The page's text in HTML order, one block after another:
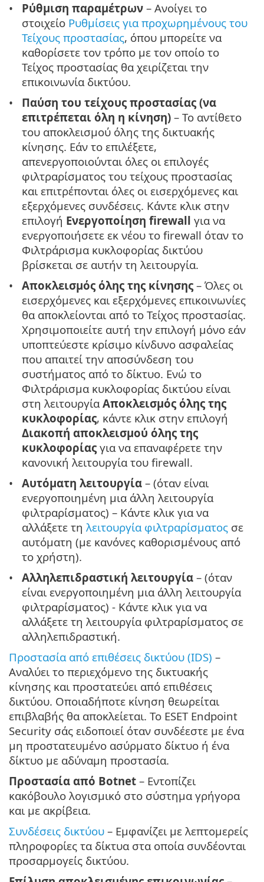
Ρύθμιση παραμέτρων – Ανοίγει το
στοιχείο Ρυθμίσεις για προχωρημένους του
Τείχους προστασίας, όπου μπορείτε να
καθορίσετε τον τρόπο με τον οποίο το
Τείχος προστασίας θα χειρίζεται την
επικοινωνία δικτύου.
Παύση του τείχους προστασίας (να
επιτρέπεται όλη η κίνηση) – Το αντίθετο
του αποκλεισμού όλης της δικτυακής
κίνησης. Εάν το επιλέξετε,
απενεργοποιούνται όλες οι επιλογές
φιλτραρίσματος του τείχους προστασίας
και επιτρέπονται όλες οι εισερχόμενες και
εξερχόμενες συνδέσεις. Κάντε κλικ στην
επιλογή Ενεργοποίηση firewall για να
ενεργοποιήσετε εκ νέου το firewall όταν το
Φιλτράρισμα κυκλοφορίας δικτύου
βρίσκεται σε αυτήν τη λειτουργία.
Αποκλεισμός όλης της κίνησης – Όλες οι
εισερχόμενες και εξερχόμενες επικοινωνίες
θα αποκλείονται από το Τείχος προστασίας.
Χρησιμοποιείτε αυτή την επιλογή μόνο εάν
υποπτεύεστε κρίσιμο κίνδυνο ασφαλείας
που απαιτεί την αποσύνδεση του
συστήματος από το δίκτυο. Ενώ το
Φιλτράρισμα κυκλοφορίας δικτύου είναι
στη λειτουργίαΑποκλεισμός όλης της
κυκλοφορίας, κάντε κλικ στην επιλογή
Διακοπή αποκλεισμού όλης της
κυκλοφορίας για να επαναφέρετε την
κανονική λειτουργία του firewall.
Αυτόματη λειτουργία – (όταν είναι
ενεργοποιημένη μια άλλη λειτουργία
φιλτραρίσματος) – Κάντε κλικ για να
αλλάξετε τηλειτουργία φιλτραρίσματος σε
αυτόματη (με κανόνες καθορισμένους από
το χρήστη).
Αλληλεπιδραστική λειτουργία – (όταν
είναι ενεργοποιημένη μια άλλη λειτουργία
φιλτραρίσματος) - Κάντε κλικ για να
αλλάξετε τη λειτουργία φιλτραρίσματος σε
αλληλεπιδραστική.
Προστασία από επιθέσεις δικτύου (IDS) –
Αναλύει το περιεχόμενο της δικτυακής
κίνησης και προστατεύει από επιθέσεις
δικτύου. Οποιαδήποτε κίνηση θεωρείται
επιβλαβής θα αποκλείεται. Το ESET Endpoint
Security σάς ειδοποιεί όταν συνδέεστε με ένα
μη προστατευμένο ασύρματο δίκτυο ή ένα
δίκτυο με αδύναμη προστασία.
Προστασία από Botnet – Εντοπίζει
κακόβουλο λογισμικό στο σύστημα γρήγορα
και με ακρίβεια.
Συνδέσεις δικτύου – Εμφανίζει με λεπτομερείς
πληροφορίες τα δίκτυα στα οποία συνδέονται
προσαρμογείς δικτύου.